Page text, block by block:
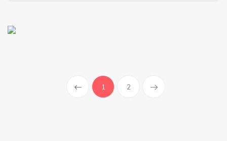
1 (current)
2